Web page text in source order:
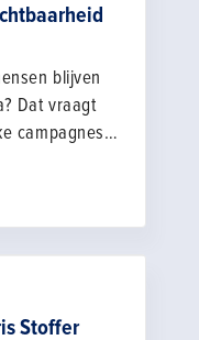
blijven
Dat vraagt
campagnes.
maakt het
een positief
Stoffer